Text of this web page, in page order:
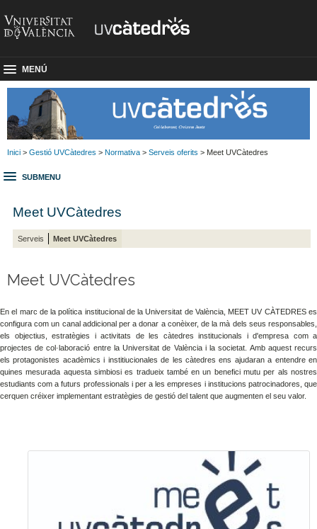
MENÚ
Inici > Gestió UVCàtedres > Normativa > Serveis oferits > Meet UVCàtedres
SUBMENU
Meet UVCàtedres
Serveis Meet UVCàtedres
Meet UVCàtedres
En el marc de la política institucional de la Universitat de València, MEET UV CÀTEDRES es
configura com un canal addicional per a donar a conèixer, de la mà dels seus responsables,
els objectius, estratègies i activitats de les càtedres institucionals i d'empresa com a
projectes de col·laboració entre la Universitat de València i la societat. Amb aquest recurs
els protagonistes acadèmics i institiucionales de les càtedres ens ajudaran a entendre en
quines mesurada aquesta simbiosi es tradueix també en un benefici mutu per als nostres
estudiants com a futurs professionals i per a les empreses i institucions patrocinadores, que
cerquen créixer implementant estratègies de gestió del talent que augmenten el seu valor.